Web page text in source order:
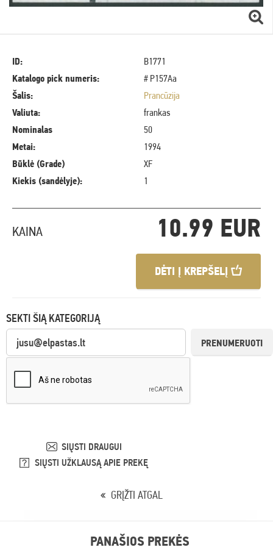
ID:
B1771
Katalogo pick numeris:
# P157Aa
Šalis:
Prancūzija
Valiuta:
frankas
Nominalas
50
Metai:
1994
Būklė (Grade)
XF
Kiekis (sandėlyje):
1
KAINA 10.99 EUR
DĖTI Į KREPŠELĮ
SEKTI ŠIĄ KATEGORIJĄ
PRENUMERUOTI
SIŲSTI DRAUGUI
SIŲSTI UŽKLAUSĄ APIE PREKĘ
GRĮŽTI ATGAL
PANAŠIOS PREKĖS